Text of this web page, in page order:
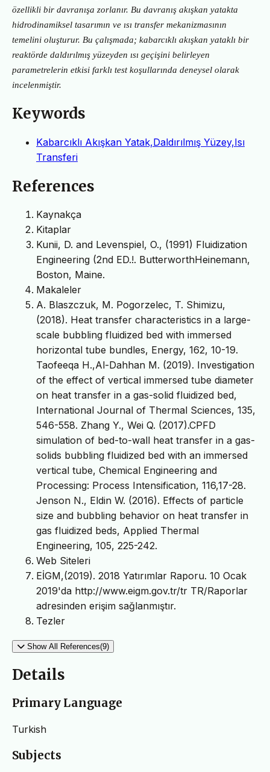
özellikli bir davranışa zorlanır. Bu davranış akışkan yatakta
hidrodinamiksel tasarımın ve ısı transfer mekanizmasının
temelini oluşturur. Bu çalışmada; kabarcıklı akışkan yataklı bir
reaktörde daldırılmış yüzeyden ısı geçişini belirleyen
parametrelerin etkisi farklı test koşullarında deneysel olarak
incelenmiştir.
Keywords
Kabarcıklı Akışkan Yatak,Daldırılmış Yüzey,Isı
Transferi
References
Kaynakça
Kitaplar
Kunii, D. and Levenspiel, O., (1991) Fluidization
Engineering (2nd ED.!. ButterworthHeinemann,
Boston, Maine.
Makaleler
A. Blaszczuk, M. Pogorzelec, T. Shimizu,
(2018). Heat transfer characteristics in a large-
scale bubbling fluidized bed with immersed
horizontal tube bundles, Energy, 162, 10-19.
Taofeeqa H.,Al-Dahhan M. (2019). Investigation
of the effect of vertical immersed tube diameter
on heat transfer in a gas-solid fluidized bed,
International Journal of Thermal Sciences, 135,
546-558. Zhang Y., Wei Q. (2017).CPFD
simulation of bed-to-wall heat transfer in a gas-
solids bubbling fluidized bed with an immersed
vertical tube, Chemical Engineering and
Processing: Process Intensification, 116,17-28.
Jenson N., Eldin W. (2016). Effects of particle
size and bubbling behavior on heat transfer in
gas fluidized beds, Applied Thermal
Engineering, 105, 225-242.
Web Siteleri
EİGM,(2019). 2018 Yatırımlar Raporu. 10 Ocak
2019'da http://www.eigm.gov.tr/tr TR/Raporlar
adresinden erişim sağlanmıştır.
Tezler
Show All References(9)
Details
Primary Language
Turkish
Subjects